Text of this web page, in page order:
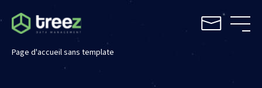
Page d'accueil sans template